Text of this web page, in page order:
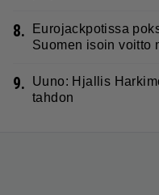
8.
Eurojackpotissa
Suomen isoin voitto
9.
Uuno: Hjallis
tahdon